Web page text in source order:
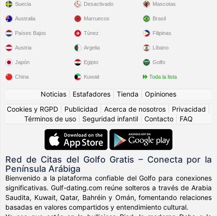
Suecia Desactivado Mascotas
Australia
Países Bajos
Austria
Japón
China
Marruecos
Túnez
Argelia
Egipto
Kuwait
Brasil
Filipinas
Líbano
Golfo
Toda la lista
Noticias Estafadores Tienda
Opiniones
Cookies y RGPD
Publicidad Acerca de nosotros Privacidad
Términos de uso
Seguridad infantil Contacto FAQ
Red de Citas del Golfo Gratis – Conecta por la
Península Arábiga
Bienvenido a la plataforma confiable del Golfo para conexiones
significativas. Gulf-dating.com reúne solteros a través de Arabia
Saudita, Kuwait, Qatar, Bahréin y Omán, fomentando relaciones
basadas en valores compartidos y entendimiento cultural.